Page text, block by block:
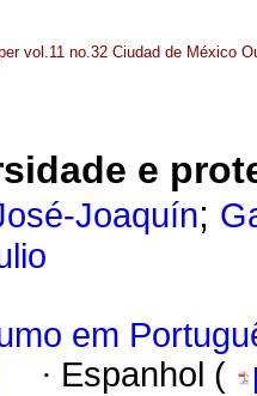
vol.11 no.32 Ciudad de México
e
Joaquín;
em
· Espanhol (